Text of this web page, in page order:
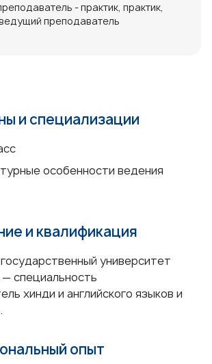
- практик практик
преподаватель
и специализации
особенности ведения
и квалификация
университет
специальность
хинди и английского языков и
опыт